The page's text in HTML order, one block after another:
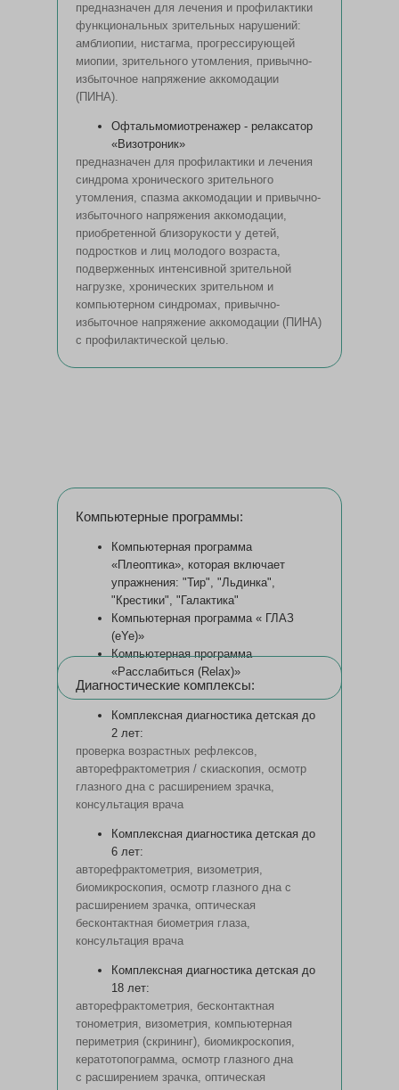
Компьютерные программы:
Компьютерная программа
«Плеоптика», которая включает
упражнения: "Тир", "Льдинка",
"Крестики", "Галактика"
Компьютерная программа « ГЛАЗ
(eYe)»
Компьютерная программа
«Расслабиться (Relax)»
предназначен для лечения и профилактики
функциональных зрительных нарушений:
амблиопии, нистагма, прогрессирующей
миопии, зрительного утомления, привычно-
избыточное напряжение аккомодации
(ПИНА).
Офтальмомиотренажер - релаксатор
«Визотроник»
предназначен для профилактики и лечения
синдрома хронического зрительного
утомления, спазма аккомодации и привычно-
избыточного напряжения аккомодации,
приобретенной близорукости у детей,
подростков и лиц молодого возраста,
подверженных интенсивной зрительной
нагрузке, хронических зрительном и
компьютерном синдромах, привычно-
избыточное напряжение аккомодации (ПИНА)
с профилактической целью.
Диагностические комплексы:
Комплексная диагностика детская до
2 лет:
проверка возрастных рефлексов,
авторефрактометрия / скиаскопия, осмотр
глазного дна с расширением зрачка,
консультация врача
Комплексная диагностика детская до
6 лет:
авторефрактометрия, визометрия,
биомикроскопия, осмотр глазного дна с
расширением зрачка, оптическая
бесконтактная биометрия глаза,
консультация врача
Комплексная диагностика детская до
18 лет:
авторефрактометрия, бесконтактная
тонометрия, визометрия, компьютерная
периметрия (скрининг), биомикроскопия,
кератотопограмма, осмотр глазного дна
с расширением зрачка, оптическая